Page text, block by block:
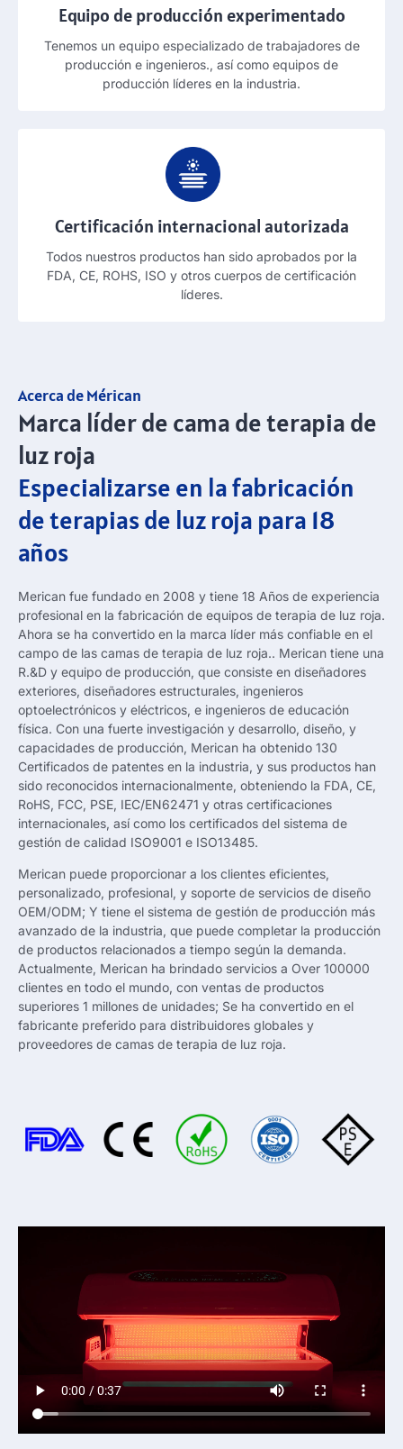
Equipo de producción experimentado
Tenemos un equipo especializado de trabajadores de
producción e ingenieros., así como equipos de
producción líderes en la industria.
Certificación internacional autorizada
Todos nuestros productos han sido aprobados por la
FDA, CE, ROHS, ISO y otros cuerpos de certificación
líderes.
Acerca de Mérican
Marca líder de cama de terapia de
luz roja
Especializarse en la fabricación
de terapias de luz roja para 18
años
Merican fue fundado en 2008 y tiene 18 Años de experiencia
profesional en la fabricación de equipos de terapia de luz roja.
Ahora se ha convertido en la marca líder más confiable en el
campo de las camas de terapia de luz roja.. Merican tiene una
R.&D y equipo de producción, que consiste en diseñadores
exteriores, diseñadores estructurales, ingenieros
optoelectrónicos y eléctricos, e ingenieros de educación
física. Con una fuerte investigación y desarrollo, diseño, y
capacidades de producción, Merican ha obtenido 130
Certificados de patentes en la industria, y sus productos han
sido reconocidos internacionalmente, obteniendo la FDA, CE,
RoHS, FCC, PSE, IEC/EN62471 y otras certificaciones
internacionales, así como los certificados del sistema de
gestión de calidad ISO9001 e ISO13485.
Merican puede proporcionar a los clientes eficientes,
personalizado, profesional, y soporte de servicios de diseño
OEM/ODM; Y tiene el sistema de gestión de producción más
avanzado de la industria, que puede completar la producción
de productos relacionados a tiempo según la demanda.
Actualmente, Merican ha brindado servicios a Over 100000
clientes en todo el mundo, con ventas de productos
superiores 1 millones de unidades; Se ha convertido en el
fabricante preferido para distribuidores globales y
proveedores de camas de terapia de luz roja.